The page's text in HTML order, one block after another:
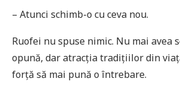
– Atunci schimb-o cu ceva nou.
Ruofei nu spuse nimic. Nu mai avea
opună, dar atracția tradițiilor din
forță să mai pună o întrebare.